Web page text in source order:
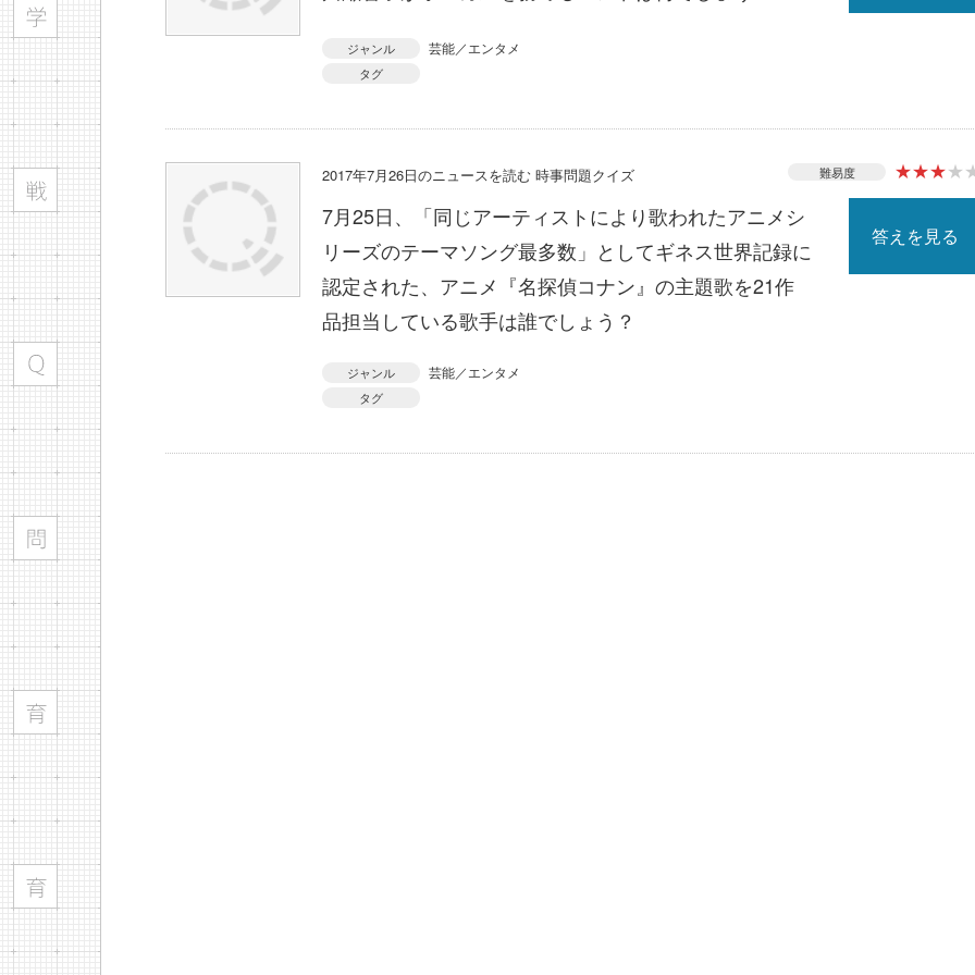
ジャンル 芸能／エンタメ
タグ
2017年7月26日のニュースを読む 時事問題クイズ 難易度 ★★★★
7月25日、「同じアーティストにより歌われたアニメシ
リーズのテーマソング最多数」としてギネス世界記録に
認定された、アニメ『名探偵コナン』の主題歌を21作
品担当している歌手は誰でしょう？
答えを見る
ジャンル 芸能／エンタメ
タグ